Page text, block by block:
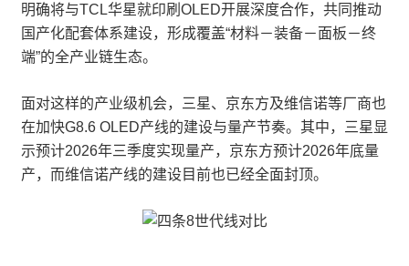
明确将与TCL华星就印刷OLED开展深度合作，共同推动
国产化配套体系建设，形成覆盖“材料－装备－面板－终
端”的全产业链生态。
面对这样的产业级机会，三星、京东方及维信诺等厂商也
在加快G8.6 OLED产线的建设与量产节奏。其中，三星显
示预计2026年三季度实现量产，京东方预计2026年底量
产，而维信诺产线的建设目前也已经全面封顶。